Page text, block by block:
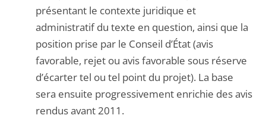
présentant le contexte juridique et
administratif du texte en question, ainsi que la
position prise par le Conseil d’État (avis
favorable, rejet ou avis favorable sous réserve
d’écarter tel ou tel point du projet). La base
sera ensuite progressivement enrichie des avis
rendus avant 2011.